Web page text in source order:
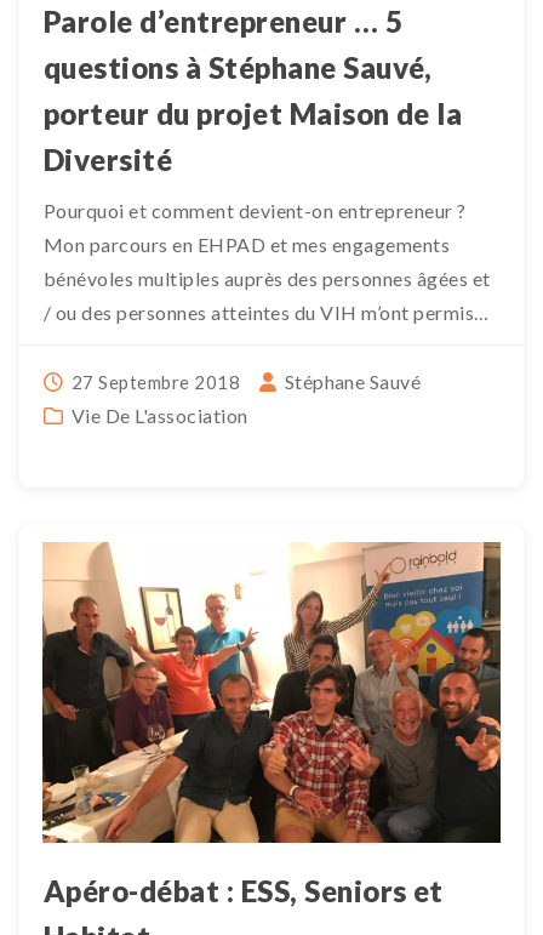
Parole d’entrepreneur … 5
questions à Stéphane Sauvé,
porteur du projet Maison de la
Diversité
Pourquoi et comment devient-on entrepreneur ?
Mon parcours en EHPAD et mes engagements
bénévoles multiples auprès des personnes âgées et
/ ou des personnes atteintes du VIH m’ont permis
27 Septembre 2018
Stéphane Sauvé
Vie De L'association
Apéro-débat : ESS, Seniors et